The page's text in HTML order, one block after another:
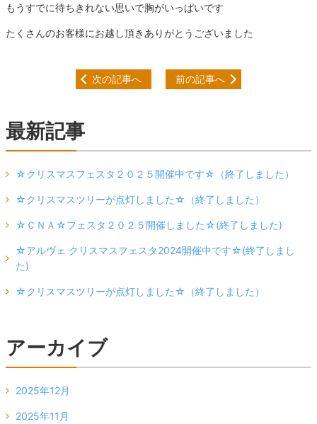
もうすでに待ちきれない思いで胸がいっぱいです
たくさんのお客様にお越し頂きありがとうございました
次の記事へ 前の記事へ
最新記事
☆クリスマスフェスタ２０２５開催中です☆（終了しました）
☆クリスマスツリーが点灯しました☆（終了しました）
☆ＣＮＡ☆フェスタ２０２５開催しました☆(終了しました)
☆アルヴェ クリスマスフェスタ2024開催中です☆(終了しまし
た)
☆クリスマスツリーが点灯しました☆（終了しました）
アーカイブ
2025年12月
2025年11月